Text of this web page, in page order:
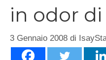
in odor
3 Gennaio 2008 di